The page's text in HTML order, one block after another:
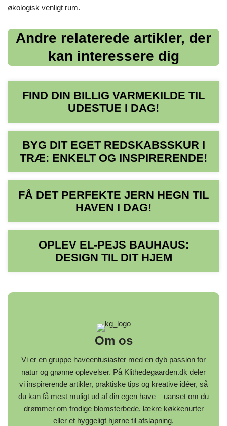
økologisk venligt rum.
Andre relaterede artikler, der
kan interessere dig
FIND DIN BILLIG VARMEKILDE TIL
UDESTUE I DAG!
BYG DIT EGET REDSKABSSKUR I
TRÆ: ENKELT OG INSPIRERENDE!
FÅ DET PERFEKTE JERN HEGN TIL
HAVEN I DAG!
OPLEV EL-PEJS BAUHAUS:
DESIGN TIL DIT HJEM
Om os
Vi er en gruppe haveentusiaster med en dyb passion for
natur og grønne oplevelser. På Klithedegaarden.dk deler
vi inspirerende artikler, praktiske tips og kreative idéer, så
du kan få mest muligt ud af din egen have – uanset om du
drømmer om frodige blomsterbede, lækre køkkenurter
eller et hyggeligt hjørne til afslapning.